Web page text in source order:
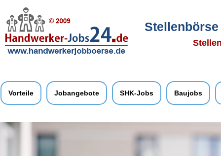
Vorteile Jobangebote SHK-Jobs Baujobs